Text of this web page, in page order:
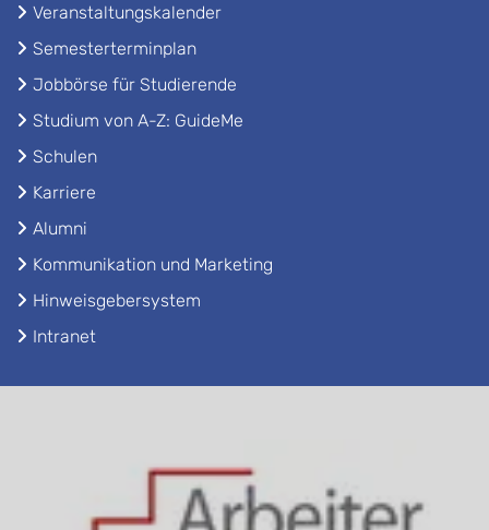
Veranstaltungskalender
Semesterterminplan
Jobbörse für Studierende
Studium von A-Z: GuideMe
Schulen
Karriere
Alumni
Kommunikation und Marketing
Hinweisgebersystem
Intranet